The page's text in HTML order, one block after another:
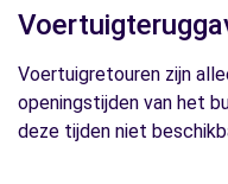
Voertuigretouren zijn
openingstijden van het
deze tijden niet